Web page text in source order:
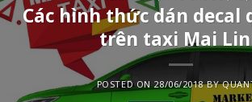
Các hình thức dán decal
trên taxi Mai
POSTED ON28/06/2018BY